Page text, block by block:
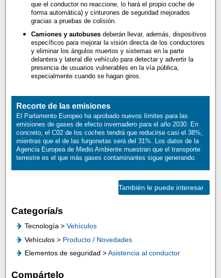
que el conductor no reaccione, lo hará el propio coche de
forma automática) y cinturones de seguridad mejorados
gracias a pruebas de colisión.
Camiones y autobusesdeberán llevar, además, dispositivos
específicos para mejorar la visión directa de los conductores
y eliminar los ángulos muertos y sistemas en la parte
delantera y lateral dle vehículo para detectar y advertir la
presencia de usuarios vulnerables en la vía pública,
especialmente cuando se hagan giros.
Recorte de las emisiones
El Parlamento Europeo ha aprobado nuevos límites para las
emisiones de gases de efecto invernadero para el año 2030. En
concreto, el C02 de los coches tendrá que reducirse casi el 38%,
mientras que el de las furgonetas será del 31%. Los datos de la
Agencia Europea de Medio Ambiente muestran que el transporte
terrestre es el que más gases contaminantes sigue generando.
También le puede interesar
Categoría/s
Tecnología > Vehículos
Vehículos > Producto / Novedades
Elementos de seguridad >Asistencia al conductor
Compártelo